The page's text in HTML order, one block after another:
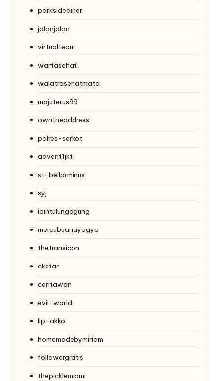
parksidediner
jalanjalan
virtualteam
wartasehat
walatrasehatmata
majuterus99
owntheaddress
polres-serkot
advent1jkt
st-bellarminus
syj
iaintulungagung
mercubuanayogya
thetransicon
ckstar
ceritawan
evil-world
lip-akko
homemadebymiriam
followergratis
thepicklemiami